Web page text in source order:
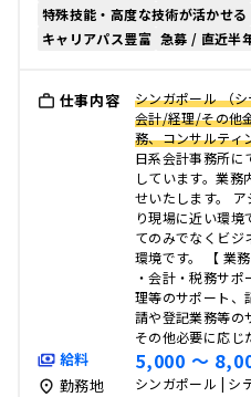
特殊技能・高度な技術が活かせる
キャリアパス豊富 急募 / 直近半
仕事内容
シンガポール （
会計/経理/その他
務、コンサルティ
日系会計事務所に
しています。業
せいたします。
り現場に近い環境
てのみでなくビジ
環境です。 【 業
・会計・税務サ
理等のサポート、
請や登記業務等の
その他必要に応じ
給料 5,000 〜
勤務地 シンガポール | シ